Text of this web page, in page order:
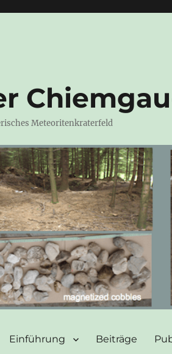
Meteoritenkraterfeld
Einführung Beiträge